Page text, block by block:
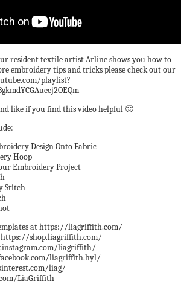
resident textile artist Arline shows you how to
embroidery tips and tricks please check out our
playlist?
like if you find this video helpful 🙂
Design Onto Fabric
Hoop
Embroidery Project
Stitch
at https://liagriffith.com/
https://shop.liagriffith.com/
liagriffith/
liagriffith.hyl/
liag/
LiaGriffith